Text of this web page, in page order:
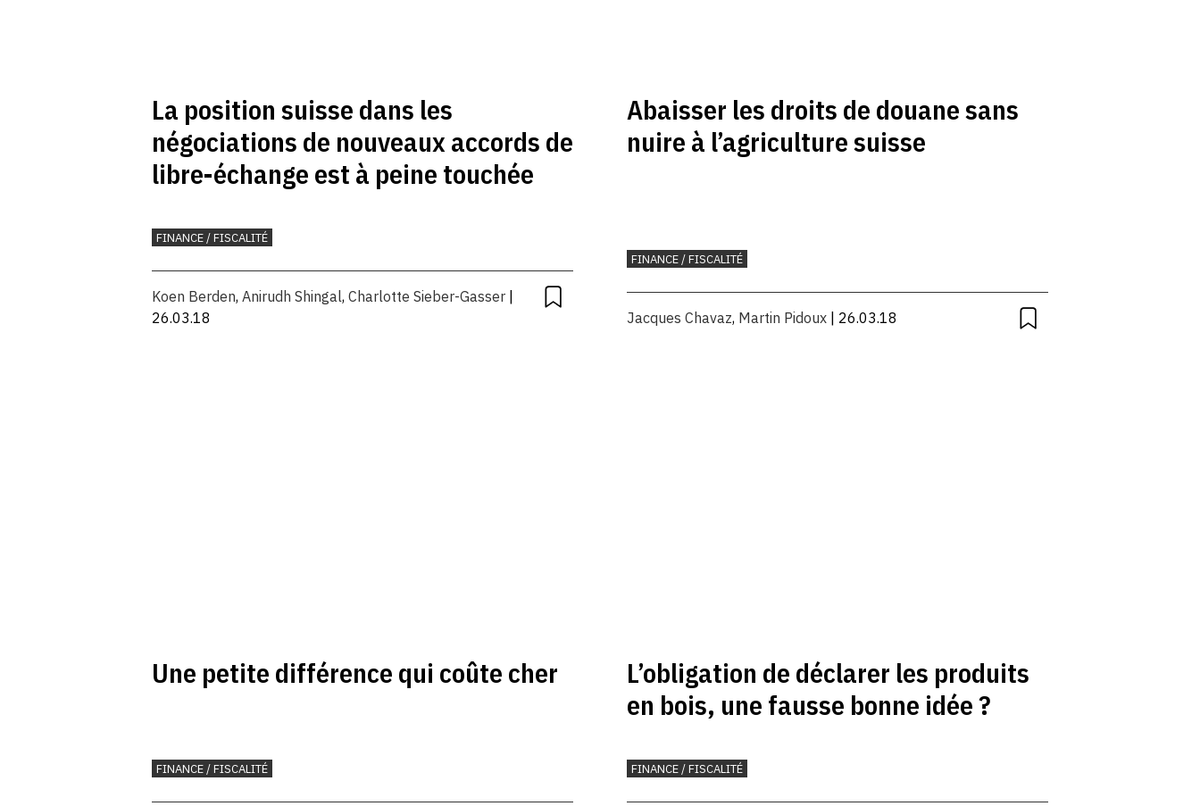
La position suisse dans les
négociations de nouveaux accords de
libre-échange est à peine touchée
FINANCE / FISCALITÉ
Koen Berden, Anirudh Shingal, Charlotte Sieber-Gasser |
26.03.18
Abaisser les droits de douane sans
nuire à l’agriculture suisse
FINANCE / FISCALITÉ
Jacques Chavaz, Martin Pidoux | 26.03.18
Une petite différence qui coûte cher
FINANCE / FISCALITÉ
L’obligation de déclarer les produits
en bois, une fausse bonne idée ?
FINANCE / FISCALITÉ